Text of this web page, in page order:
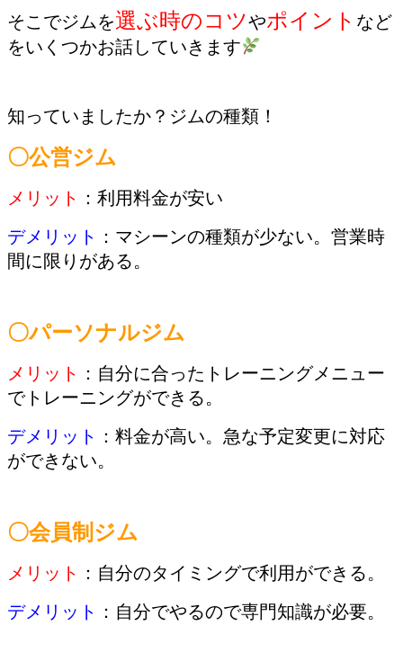
そこでジムを選ぶ時のコツやポイント など
をいくつかお話していきます
知っていましたか？ジムの種類！
〇公営ジム
メリット ：利用料金が安い
デメリット ：マシーンの種類が少ない。営業時
間に限りがある。
〇パーソナルジム
メリット ：自分に合ったトレーニングメニュー
でトレーニングができる。
デメリット ：料金が高い。急な予定変更に対応
ができない。
〇会員制ジム
メリット ：自分のタイミングで利用ができる。
デメリット ：自分でやるので専門知識が必要。